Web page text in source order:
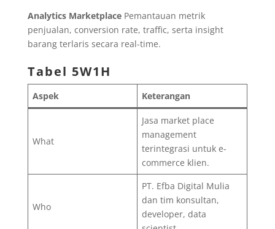
Analytics MarketplacePemantauan metrik
penjualan, conversion rate, traffic, serta insight
barang terlaris secara real-time.
Tabel 5W1H
Aspek Keterangan
What
Jasa market place
management
terintegrasi untuk e-
commerce klien.
Who
PT. Efba Digital Mulia
dan tim konsultan,
developer, data